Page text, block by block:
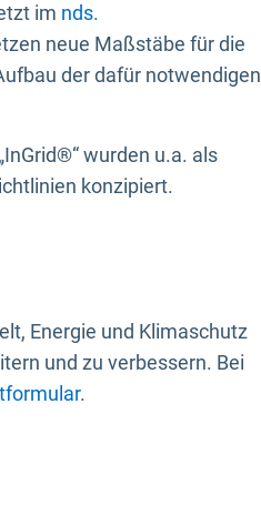
im nds.
neue Maßstäbe für die
der dafür notwendigen
wurden u.a. als
konzipiert.
Energie und Klimaschutz
und zu verbessern. Bei
.